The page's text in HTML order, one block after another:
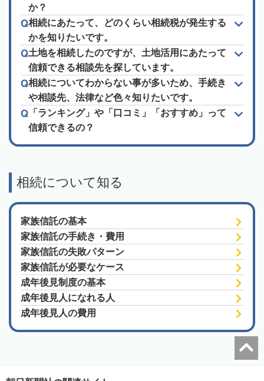
か？
相続にあたって、どのくらい相続税が発生する
かを知りたいです。
土地を相続したのですが、土地活用にあたって
信頼できる相談先を探しています。
相続についてわからない事が多いため、手続き
や相談先、法律など色々知りたいです。
「ランキング」や「口コミ」「おすすめ」って
信頼できるの？
相続について知る
家族信託の基本
家族信託の手続き・費用
家族信託の失敗パターン
家族信託が必要なケース
成年後見制度の基本
成年後見人になれる人
成年後見人の費用